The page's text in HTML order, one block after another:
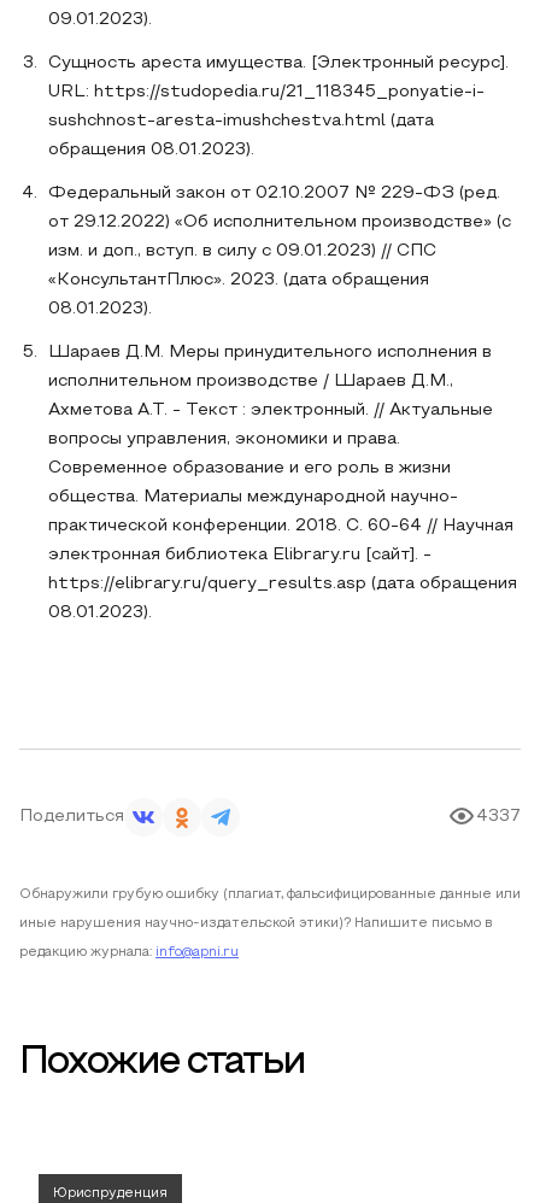
09.01.2023).
Сущность ареста имущества. [Электронный ресурс].
URL: https://studopedia.ru/21_118345_ponyatie-i-
sushchnost-aresta-imushchestva.html (дата
обращения 08.01.2023).
Федеральный закон от 02.10.2007 № 229-ФЗ (ред.
от 29.12.2022) «Об исполнительном производстве» (с
изм. и доп., вступ. в силу с 09.01.2023) // СПС
«КонсультантПлюс». 2023. (дата обращения
08.01.2023).
Шараев Д.М. Меры принудительного исполнения в
исполнительном производстве / Шараев Д.М.,
Ахметова А.Т. - Текст : электронный. // Актуальные
вопросы управления, экономики и права.
Современное образование и его роль в жизни
общества. Материалы международной научно-
практической конференции. 2018. С. 60-64 // Научная
электронная библиотека Elibrary.ru [сайт]. -
https://elibrary.ru/query_results.asp (дата обращения
08.01.2023).
Поделиться 4337
Обнаружили грубую ошибку (плагиат, фальсифицированные данные или
иные нарушения научно-издательской этики)? Напишите письмо в
редакцию журнала: info@apni.ru
Похожие статьи
Юриспруденция